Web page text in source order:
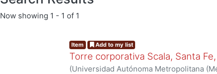
Now showing 1 - 1 of 1
Item Add to my list
Torre corporativa Scala, Santa Fe,
(Universidad Autónoma Metropolitana